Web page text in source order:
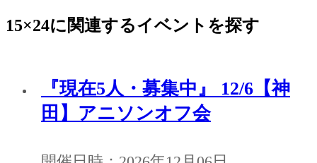
15×24に関連するイベントを探す
『現在5人・募集中』 12/6【神
田】アニソンオフ会